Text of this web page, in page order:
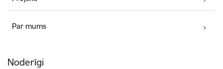
Par mums
Noderīgi